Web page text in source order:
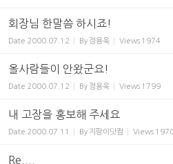
회장님 한말씀 하시죠!
Date 2000.07.12 By 정용욱 Views 1974
올사람들이 안왔군요!
Date 2000.07.12 By 정용욱 Views 1799
내 고장을 홍보해 주세요
Date 2000.07.11 By 지팡이닷컴 Views
Re....